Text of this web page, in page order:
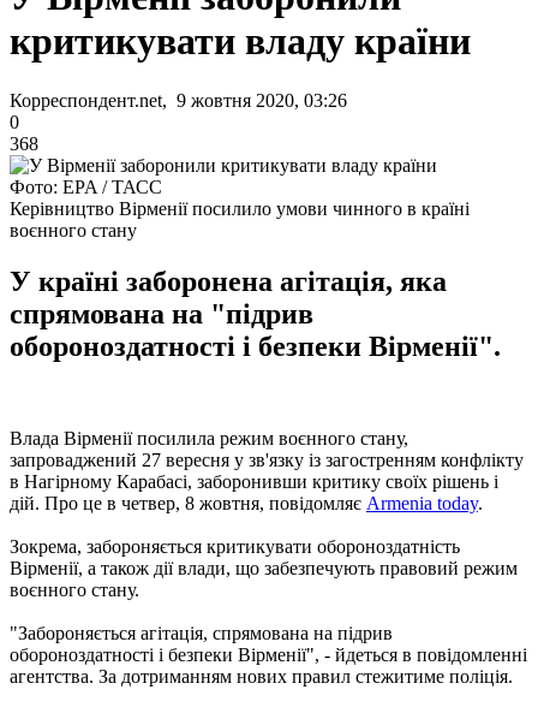
критикувати владу країни
Корреспондент.net, 9 жовтня 2020, 03:26
0
368
Фото: EPA / ТАСС
Керівництво Вірменії посилило умови чинного в країні
воєнного стану
У країні заборонена агітація, яка
спрямована на "підрив
обороноздатності і безпеки Вірменії".
Влада Вірменії посилила режим воєнного стану,
запроваджений 27 вересня у зв'язку із загостренням конфлікту
в Нагірному Карабасі, заборонивши критику своїх рішень і
дій. Про це в четвер, 8 жовтня, повідомляє Armenia today.
Зокрема, забороняється критикувати обороноздатність
Вірменії, а також дії влади, що забезпечують правовий режим
воєнного стану.
"Забороняється агітація, спрямована на підрив
обороноздатності і безпеки Вірменії", - йдеться в повідомленні
агентства. За дотриманням нових правил стежитиме поліція.